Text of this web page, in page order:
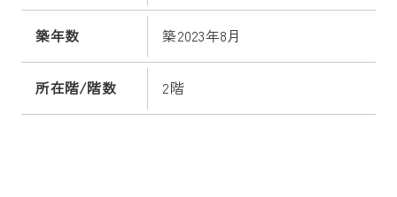
築年数 築2023年8月
所在階/階数 2階